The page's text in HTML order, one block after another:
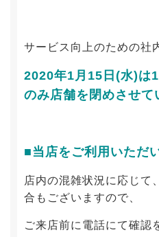
サービス向上のための社
2020年1月15日(水)は
のみ店舗を閉めさせて
■当店をご利用いただ
店内の混雑状況に応じて
合もございますので、
ご来店前に電話にて確認